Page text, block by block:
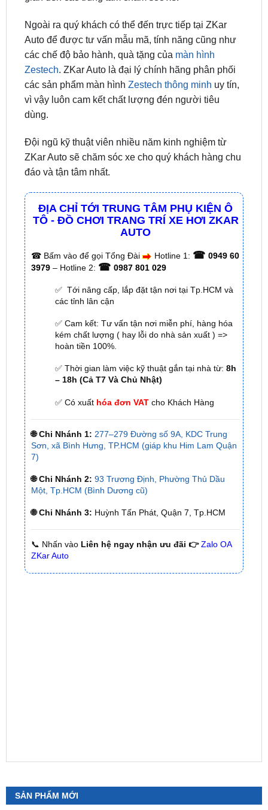
các chế độ bảo hành, quà tặng của màn hình
Zestech . ZKar Auto là đại lý chính hãng phân phối
các sản phẩm màn hìnhZestech thông minhuy tín,
vì vậy luôn cam kết chất lượng đén người tiêu
dùng.
Đội ngũ kỹ thuật viên nhiều năm kinh nghiệm từ
đáo và tận tâm nhất.
ĐỊA CHỈ TỚI TRUNG TÂM PHỤ KIỆN Ô
☎Bấm vào để gọi Tổng Đài Hotline 1:☎ 0949 60
0987 801 029
✅ Tới nâng cấp, lắp đặt tận nơi tại Tp.HCM và
các tỉnh lân cận
✅ Cam kết: Tư vấn tận nơi miễn phí, hàng hóa
kém chất lượng ( hay lỗi do nhà sản xuất ) =>
✅ Thời gian làm việc kỹ thuật gắn tại nhà từ:8h
– 18h (Cả T7 Và Chủ Nhật)
✅ Có xuấthóa đơn VATcho Khách Hàng
🌐 Chi Nhánh 1: 277–279 Đường số 9A, KDC Trung
🌐 Chi Nhánh 2: 93 Trương Định, Phường Thủ Dầu
Một, Tp.HCM (Bình Dương cũ)
🌐 Chi Nhánh 3: Huỳnh Tấn Phát, Quận 7, Tp.HCM
📞 Nhấn vàoLiên hệ ngay nhận ưu đãi 👉 Zalo OA
SẢN PHẨM MỚI
Camera 360 Safeview S200
₫11,800,000